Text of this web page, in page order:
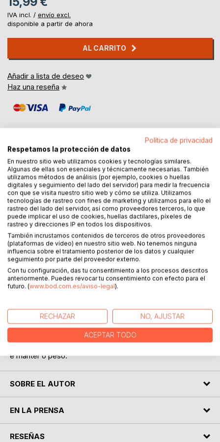
IVA incl. / envío excl.
disponible a partir de ahora
AL CARRITO
Añadir a lista de deseo
Haz una reseña
DESCRIPCIÓN
Dan Hild é um nutricionista e treinador de saúde. Este é um
trabalho que ele produz com convicção. Ele perdeu mais
de 40 quilos ao longo de sua vida, e aprendeu muito sobre
seu corpo e a relação entre a obesidade, nutrição e outras
técnicas.
Este livro não apresenta o programa de dieta de Dan Hild. É
melhor dizer que ele te fornece opções adicionais. Por
exemplo, que seu metabolismo pode ser ativado durante
uma dieta, atingindo um método mais eficaz de queima de
Brigitte ou uma dieta baixa em carboidratos.
Com as técnicas e remédios naturais apresentados aqui,
muitas pessoas conseguiram alcançar seu peso desejado
e manter o peso.
SOBRE EL AUTOR
EN LA PRENSA
RESEÑAS
Política de privacidad
Respetamos la protección de datos
En nuestro sitio web utilizamos cookies y tecnologías similares.
Algunas de ellas son esenciales y técnicamente necesarias. También
utilizamos métodos de análisis (por ejemplo, cookies o huellas
digitales y seguimiento del lado del servidor) para medir la frecuencia
con que se visita nuestro sitio web y cómo se utiliza. Utilizamos
tecnologías de rastreo con fines de marketing y utilizamos para ello el
rastreo del lado del servidor, así como proveedores terceros, lo que
puede implicar el uso de cookies, huellas dactilares, píxeles de
rastreo y direcciones IP en todos los dispositivos.
También incrustamos contenidos de terceros de otros proveedores
(plataformas de vídeo) en nuestro sitio web. No tenemos ninguna
influencia sobre el tratamiento posterior de los datos y cualquier
seguimiento por parte del proveedor externo.
Con tu configuración, das tu consentimiento a los procesos descritos
anteriormente. Puedes revocar tu consentimiento con efecto para el
futuro. (www.bod.com.es/aviso-legal).
RECHAZAR NO, AJUSTAR
ACEPTAR TODO